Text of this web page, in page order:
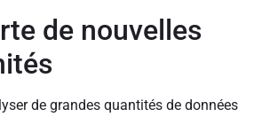
de nouvelles
de grandes quantités de données